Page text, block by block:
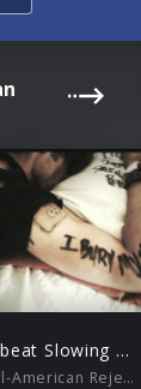
Heartbeat Slowing Down (Lyric Video)
The All-American Rejects